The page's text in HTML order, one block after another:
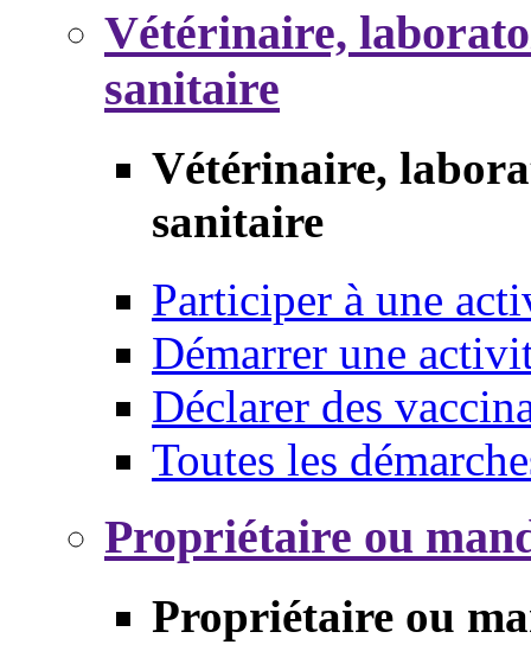
Vétérinaire,
sanitaire
Vétérinaire,
sanitaire
Participer à une
Démarrer une
Déclarer des
Toutes les
Propriétaire ou
Propriétaire ou